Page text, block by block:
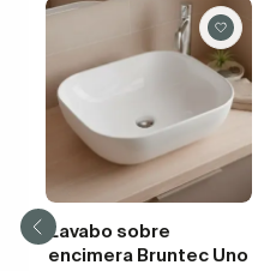
Lavabo sobre
encimera Bruntec Uno